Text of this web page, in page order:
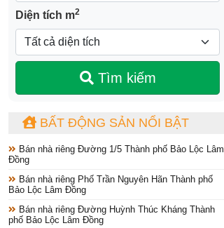
Diện tích m2
Tìm kiếm
BẤT ĐỘNG SẢN NỔI BẬT
Bán nhà riêng Đường 1/5 Thành phố Bảo Lộc Lâm
Đồng
Bán nhà riêng Phố Trần Nguyên Hãn Thành phố
Bảo Lộc Lâm Đồng
Bán nhà riêng Đường Huỳnh Thúc Kháng Thành
phố Bảo Lộc Lâm Đồng